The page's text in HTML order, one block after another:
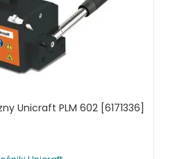
Unicraft PLM 602 [6171336]